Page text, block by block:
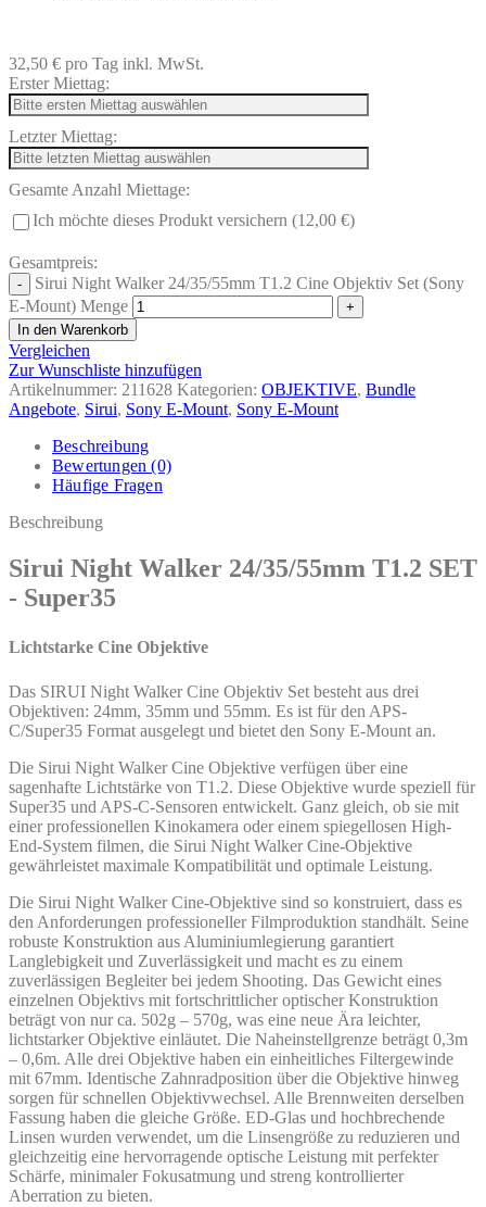
32,50 € pro Tag inkl. MwSt.
Erster Miettag:
Letzter Miettag:
Gesamte Anzahl Miettage:
Ich möchte dieses Produkt versichern (12,00 €)
Gesamtpreis:
Sirui Night Walker 24/35/55mm T1.2 Cine Objektiv Set (Sony
E-Mount) Menge
In den Warenkorb
Vergleichen
Zur Wunschliste hinzufügen
Artikelnummer: 211628 Kategorien: OBJEKTIVE, Bundle
Angebote, Sirui, Sony E-Mount, Sony E-Mount
Beschreibung
Bewertungen (0)
Häufige Fragen
Beschreibung
Sirui Night Walker 24/35/55mm T1.2 SET
- Super35
Lichtstarke Cine Objektive
Das SIRUI Night Walker Cine Objektiv Set besteht aus drei
Objektiven: 24mm, 35mm und 55mm. Es ist für den APS-
C/Super35 Format ausgelegt und bietet den Sony E-Mount an.
Die Sirui Night Walker Cine Objektive verfügen über eine
sagenhafte Lichtstärke von T1.2. Diese Objektive wurde speziell für
Super35 und APS-C-Sensoren entwickelt. Ganz gleich, ob sie mit
einer professionellen Kinokamera oder einem spiegellosen High-
End-System filmen, die Sirui Night Walker Cine-Objektive
gewährleistet maximale Kompatibilität und optimale Leistung.
Die Sirui Night Walker Cine-Objektive sind so konstruiert, dass es
den Anforderungen professioneller Filmproduktion standhält. Seine
robuste Konstruktion aus Aluminiumlegierung garantiert
Langlebigkeit und Zuverlässigkeit und macht es zu einem
zuverlässigen Begleiter bei jedem Shooting. Das Gewicht eines
einzelnen Objektivs mit fortschrittlicher optischer Konstruktion
beträgt von nur ca. 502g – 570g, was eine neue Ära leichter,
lichtstarker Objektive einläutet. Die Naheinstellgrenze beträgt 0,3m
– 0,6m. Alle drei Objektive haben ein einheitliches Filtergewinde
mit 67mm. Identische Zahnradposition über die Objektive hinweg
sorgen für schnellen Objektivwechsel. Alle Brennweiten derselben
Fassung haben die gleiche Größe. ED-Glas und hochbrechende
Linsen wurden verwendet, um die Linsengröße zu reduzieren und
gleichzeitig eine hervorragende optische Leistung mit perfekter
Schärfe, minimaler Fokusatmung und streng kontrollierter
Aberration zu bieten.